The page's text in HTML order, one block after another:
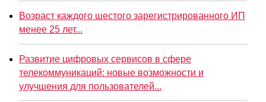
Возраст каждого шестого зарегистрированного ИП
менее 25 лет...
Развитие цифровых сервисов в сфере
телекоммуникаций: новые возможности и
улучшения для пользователей...